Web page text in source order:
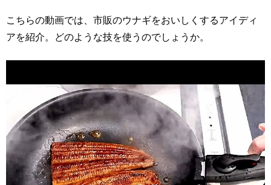
こちらの動画では、市販のウナギをおいしくするアイディ
アを紹介。どのような技を使うのでしょうか。